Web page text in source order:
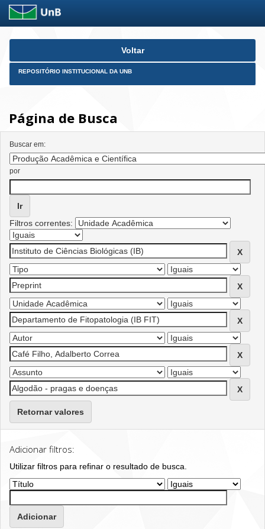
Skip
Voltar
REPOSITÓRIO INSTITUCIONAL DA UNB
Página de Busca
Buscar em:
por
Filtros correntes:
Retornar valores
Adicionar filtros:
Utilizar filtros para refinar o resultado de busca.